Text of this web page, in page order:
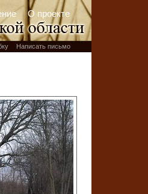
О проекте
Написать письмо